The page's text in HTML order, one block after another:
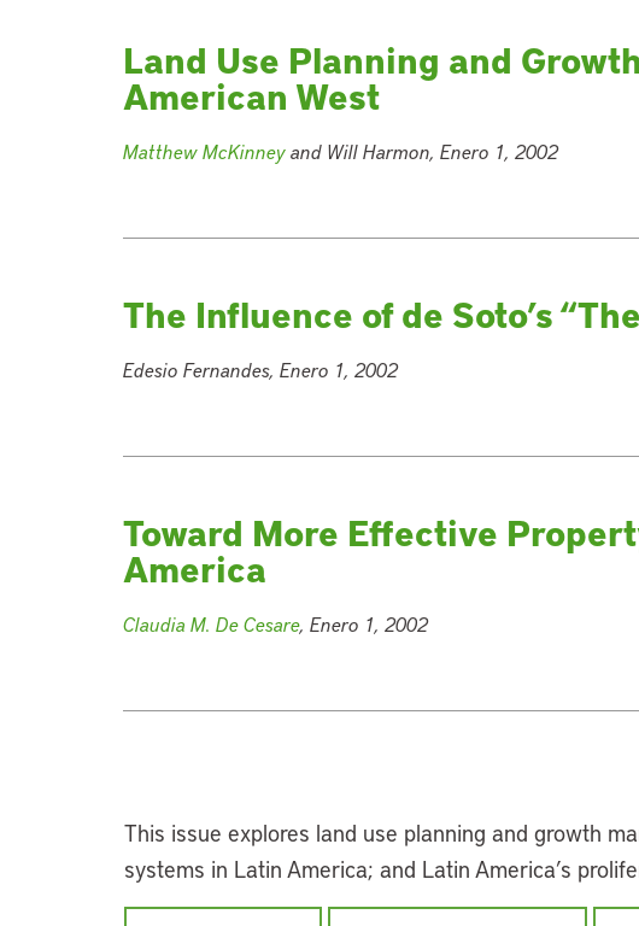
Land Use Planning and
American West
Matthew McKinneyand Will Harmon, Enero 1, 2002
The Influence of de Soto’s
Edesio Fernandes, Enero 1, 2002
Toward More Effective
America
Claudia M. De Cesare, Enero 1, 2002
This issue explores land use planning and growth
systems in Latin America; and Latin America’s